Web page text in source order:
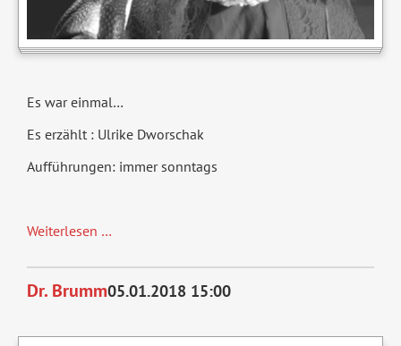
Es war einmal…
Es erzählt : Ulrike Dworschak
Aufführungen: immer sonntags
Weiterlesen …Es
ein
mal
Dr. Brumm05.01.2018 15:00